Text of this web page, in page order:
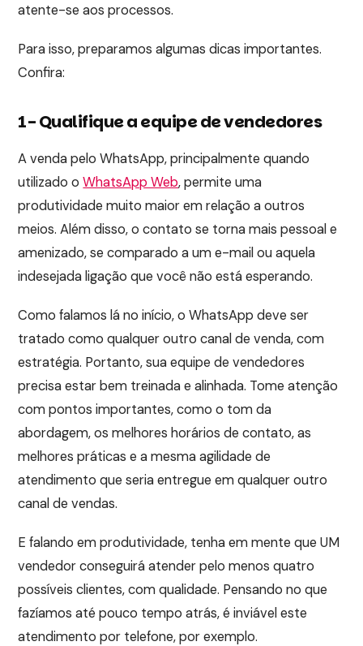
atente-se aos processos.
Para isso, preparamos algumas dicas importantes.
Confira:
1- Qualifique a equipe de vendedores
A venda pelo WhatsApp, principalmente quando
utilizado oWhatsApp Web, permite uma
produtividade muito maior em relação a outros
meios. Além disso, o contato se torna mais pessoal e
amenizado, se comparado a um e-mail ou aquela
indesejada ligação que você não está esperando.
Como falamos lá no início, o WhatsApp deve ser
tratado como qualquer outro canal de venda, com
estratégia. Portanto, sua equipe de vendedores
precisa estar bem treinada e alinhada. Tome atenção
com pontos importantes, como o tom da
abordagem, os melhores horários de contato, as
melhores práticas e a mesma agilidade de
atendimento que seria entregue em qualquer outro
canal de vendas.
E falando em produtividade, tenha em mente que UM
vendedor conseguirá atender pelo menos quatro
possíveis clientes, com qualidade. Pensando no que
fazíamos até pouco tempo atrás, é inviável este
atendimento por telefone, por exemplo.